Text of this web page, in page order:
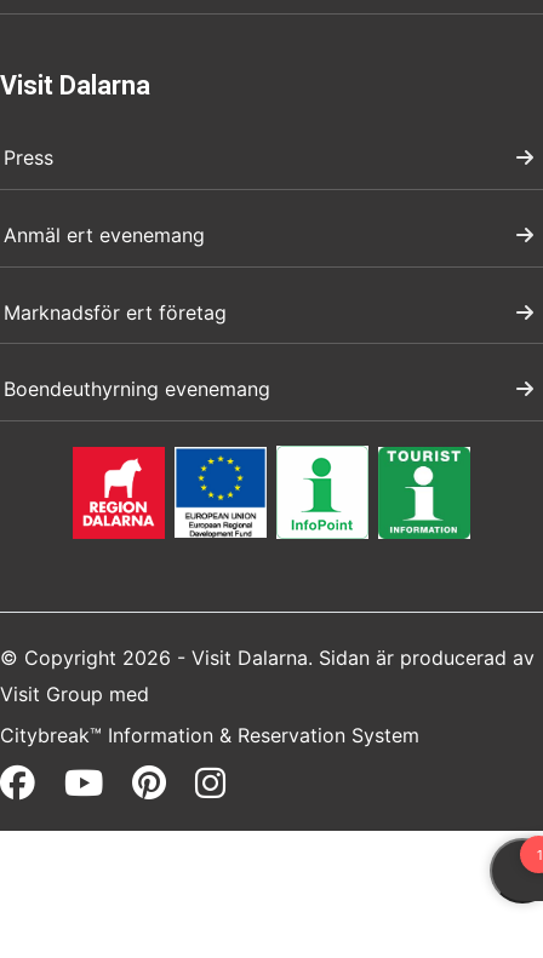
Visit Dalarna
Press
Anmäl ert evenemang
Marknadsför ert företag
Boendeuthyrning evenemang
© Copyright 2026 - Visit Dalarna. Sidan är producerad av
Visit Group med
Citybreak™ Information & Reservation System
Facebook (opens in a new
Youtube (opens in a new
Pinterest (opens in a
Instagram (opens